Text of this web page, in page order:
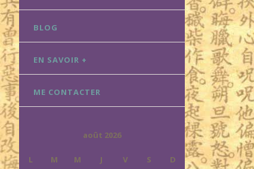
BLOG
EN SAVOIR +
ME CONTACTER
août 2026
L M M J V S
D